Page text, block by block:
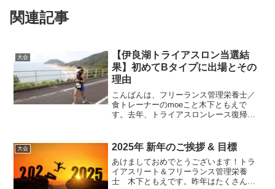
関連記事
大会
【伊良湖トライアスロン当選結
果】初めてBタイプに出場とその
理由
こんばんは、フリーランス管理栄養士／
食トレーナーのmoeこと木下ともえで
す。去年、トライアスロンレース復帰を
リーをしたのに全く練習しておらず、
大会 2025年 新年のご挨拶 & 目標
あけましておめでとうございます！トラ
イアスリート＆フリーランス管理栄養
士 木下ともえです。昨年はたくさんの